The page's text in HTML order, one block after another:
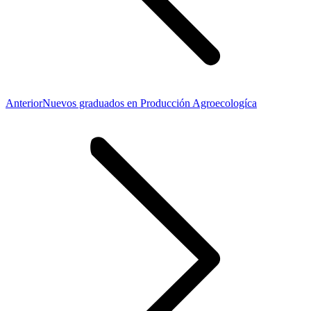
AnteriorPublicación
Nuevos graduados en Producción Agroecologíca